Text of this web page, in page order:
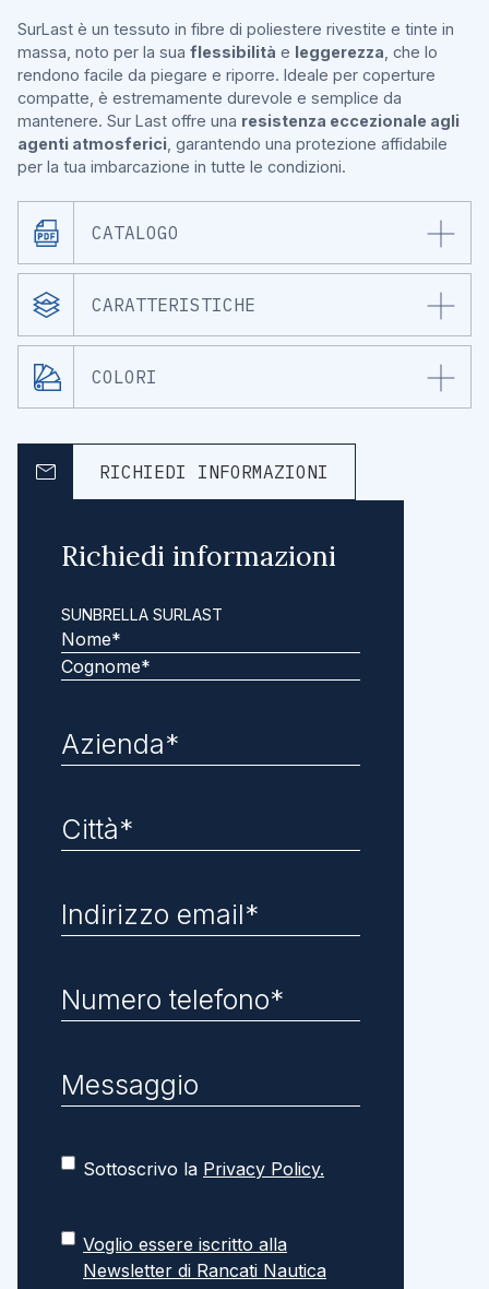
SurLast è un tessuto in fibre di poliestere rivestite e tinte in
massa, noto per la sua flessibilità e leggerezza , che lo
rendono facile da piegare e riporre. Ideale per coperture
compatte, è estremamente durevole e semplice da
mantenere. Sur Last offre una resistenza eccezionale agli
agenti atmosferici , garantendo una protezione affidabile
per la tua imbarcazione in tutte le condizioni.
CATALOGO
CARATTERISTICHE
COLORI
RICHIEDI INFORMAZIONI
Richiedi informazioni
SUNBRELLA SURLAST
Nome
Sottoscrivo la Privacy Policy.
Voglio essere iscritto alla
Newsletter di Rancati Nautica